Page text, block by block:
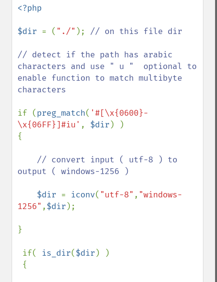
<?php
$dir = ( "./" ); // on this file dir
// detect if the path has arabic
characters and use " u "  optional to
enable function to match multibyte
characters
if (preg_match( '#[\x{0600}-
\x{06FF}]#iu' , $dir ) )
{
// convert input ( utf-8 ) to
output ( windows-1256 )
$dir = iconv( "utf-8" , "windows-
1256" ,$dir );
}
if( is_dir($dir ) )